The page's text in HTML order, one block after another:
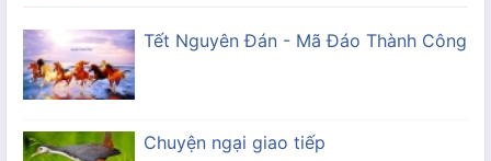
Tết Nguyên Đán - Mã Đáo Thành Công
Chuyện ngại giao tiếp